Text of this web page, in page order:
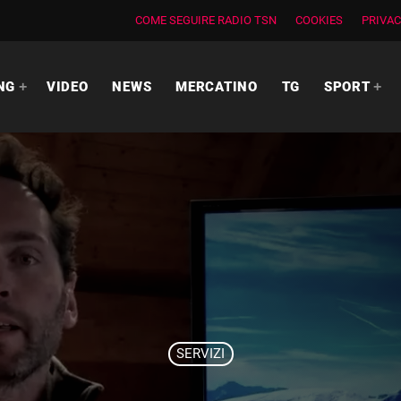
COME SEGUIRE RADIO TSN COOKIES
VIDEO NEWS MERCATINO TG SPORT
SERVIZI